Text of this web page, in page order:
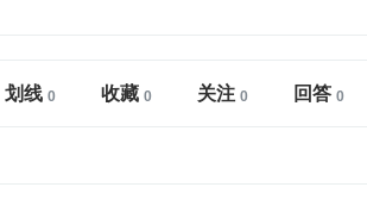
划线 收藏 关注 回答